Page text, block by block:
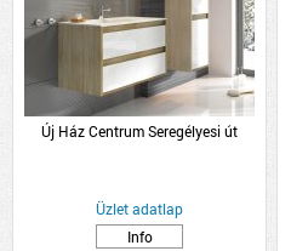
Új Ház Centrum Seregélyesi út
Üzlet adatlap
Info